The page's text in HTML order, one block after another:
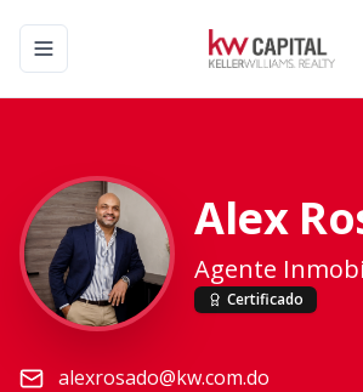
Toggle navigation menu
Alex
Agente
Certificado
alexrosado@kw.com.do